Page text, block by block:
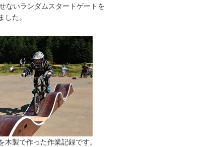
ないランダムスタートゲートを
した。
木製で作った作業記録です。